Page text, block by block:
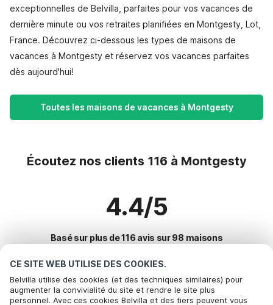
CE SITE WEB UTILISE DES COOKIES.
Belvilla utilise des cookies (et des techniques similaires) pour
augmenter la convivialité du site et rendre le site plus
personnel. Avec ces cookies Belvilla et des tiers peuvent vous
exceptionnelles de Belvilla, parfaites pour vos vacances de
dernière minute ou vos retraites planifiées en Montgesty, Lot,
France. Découvrez ci-dessous les types de maisons de
vacances à Montgesty et réservez vos vacances parfaites
dès aujourd'hui!
Toutes les maisons de vacances à Montgesty
Écoutez nos clients 116 à Montgesty
4.4/5
Basé sur plus de 116 avis sur 98 maisons
Destinations les plus populaires pour les